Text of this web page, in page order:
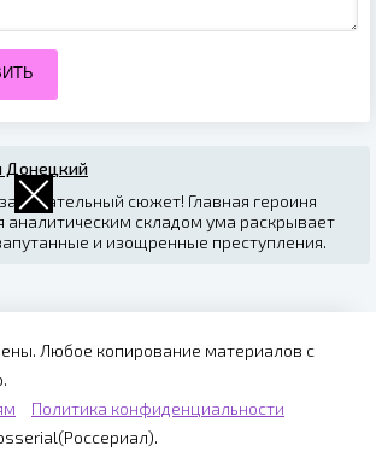
Донецкий
сюжет! Главная героиня
аналитическим складом ума раскрывает
и изощренные преступления.
Любое копирование материалов с
Политика конфиденциальности